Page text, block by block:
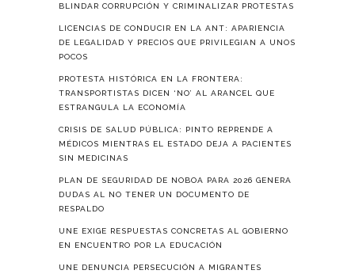
BLINDAR CORRUPCIÓN Y CRIMINALIZAR PROTESTAS
LICENCIAS DE CONDUCIR EN LA ANT: APARIENCIA
DE LEGALIDAD Y PRECIOS QUE PRIVILEGIAN A UNOS
POCOS
PROTESTA HISTÓRICA EN LA FRONTERA:
TRANSPORTISTAS DICEN ‘NO’ AL ARANCEL QUE
ESTRANGULA LA ECONOMÍA
CRISIS DE SALUD PÚBLICA: PINTO REPRENDE A
MÉDICOS MIENTRAS EL ESTADO DEJA A PACIENTES
SIN MEDICINAS
PLAN DE SEGURIDAD DE NOBOA PARA 2026 GENERA
DUDAS AL NO TENER UN DOCUMENTO DE
RESPALDO
UNE EXIGE RESPUESTAS CONCRETAS AL GOBIERNO
EN ENCUENTRO POR LA EDUCACIÓN
UNE DENUNCIA PERSECUCIÓN A MIGRANTES